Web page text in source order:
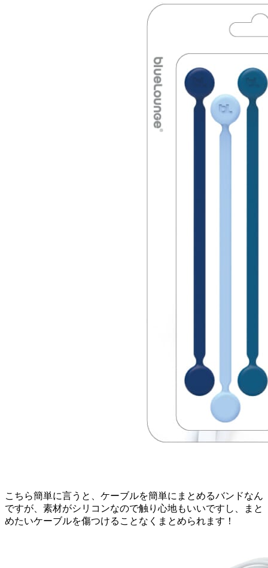
こちら簡単に言うと、ケーブルを簡単にまとめるバンドなん
ですが、素材がシリコンなので触り心地もいいですし、まと
めたいケーブルを傷つけることなくまとめられます！